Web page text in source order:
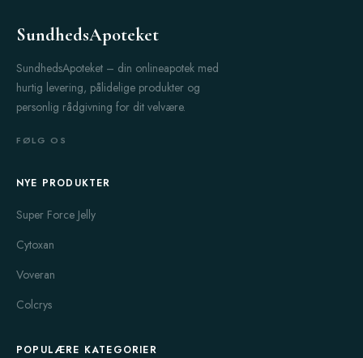
SundhedsApoteket
SundhedsApoteket – din onlineapotek med
hurtig levering, pålidelige produkter og
personlig rådgivning for dit velvære.
FØLG OS
NYE PRODUKTER
Super Force Jelly
Cytoxan
Voveran
Colcrys
POPULÆRE KATEGORIER